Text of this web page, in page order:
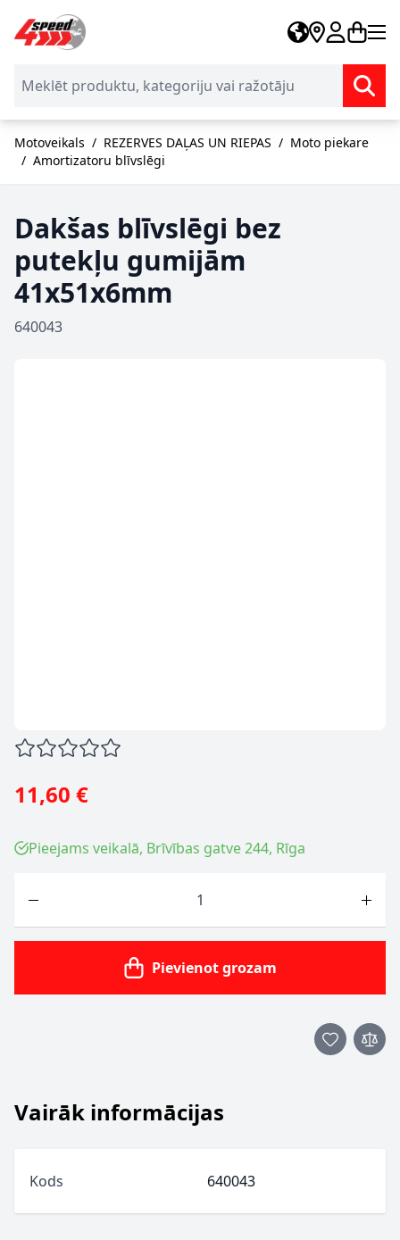
Skip to Content
Motoveikals / REZERVES DAĻAS UN RIEPAS / Moto piekare
/ Amortizatoru blīvslēgi
Dakšas blīvslēgi bez
putekļu gumijām
41x51x6mm
640043
11,60 €
Pieejams veikalā, Brīvības gatve 244, Rīga
Pievienot grozam
Vairāk informācijas
Kods 640043